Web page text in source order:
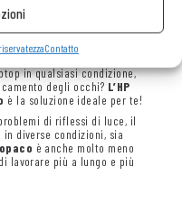
Contatto
in qualsiasi condizione,
degli occhi? L’HP
è la soluzione ideale per te!
di riflessi di luce, il
diverse condizioni, sia
è anche molto meno
lavorare più a lungo e più